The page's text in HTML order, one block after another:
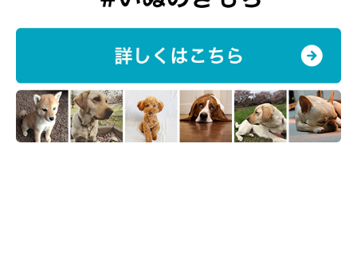
って、ニコニコで近づいてきたことがありました。でも、私が
『あげないよ』と言ったら、こんちゃんは即効で真顔に
なって…
（笑）
そのときの表情の変化がとってもおもしろかったです！」